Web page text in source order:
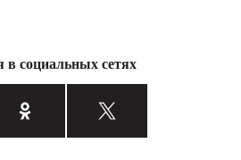
в социальных сетях